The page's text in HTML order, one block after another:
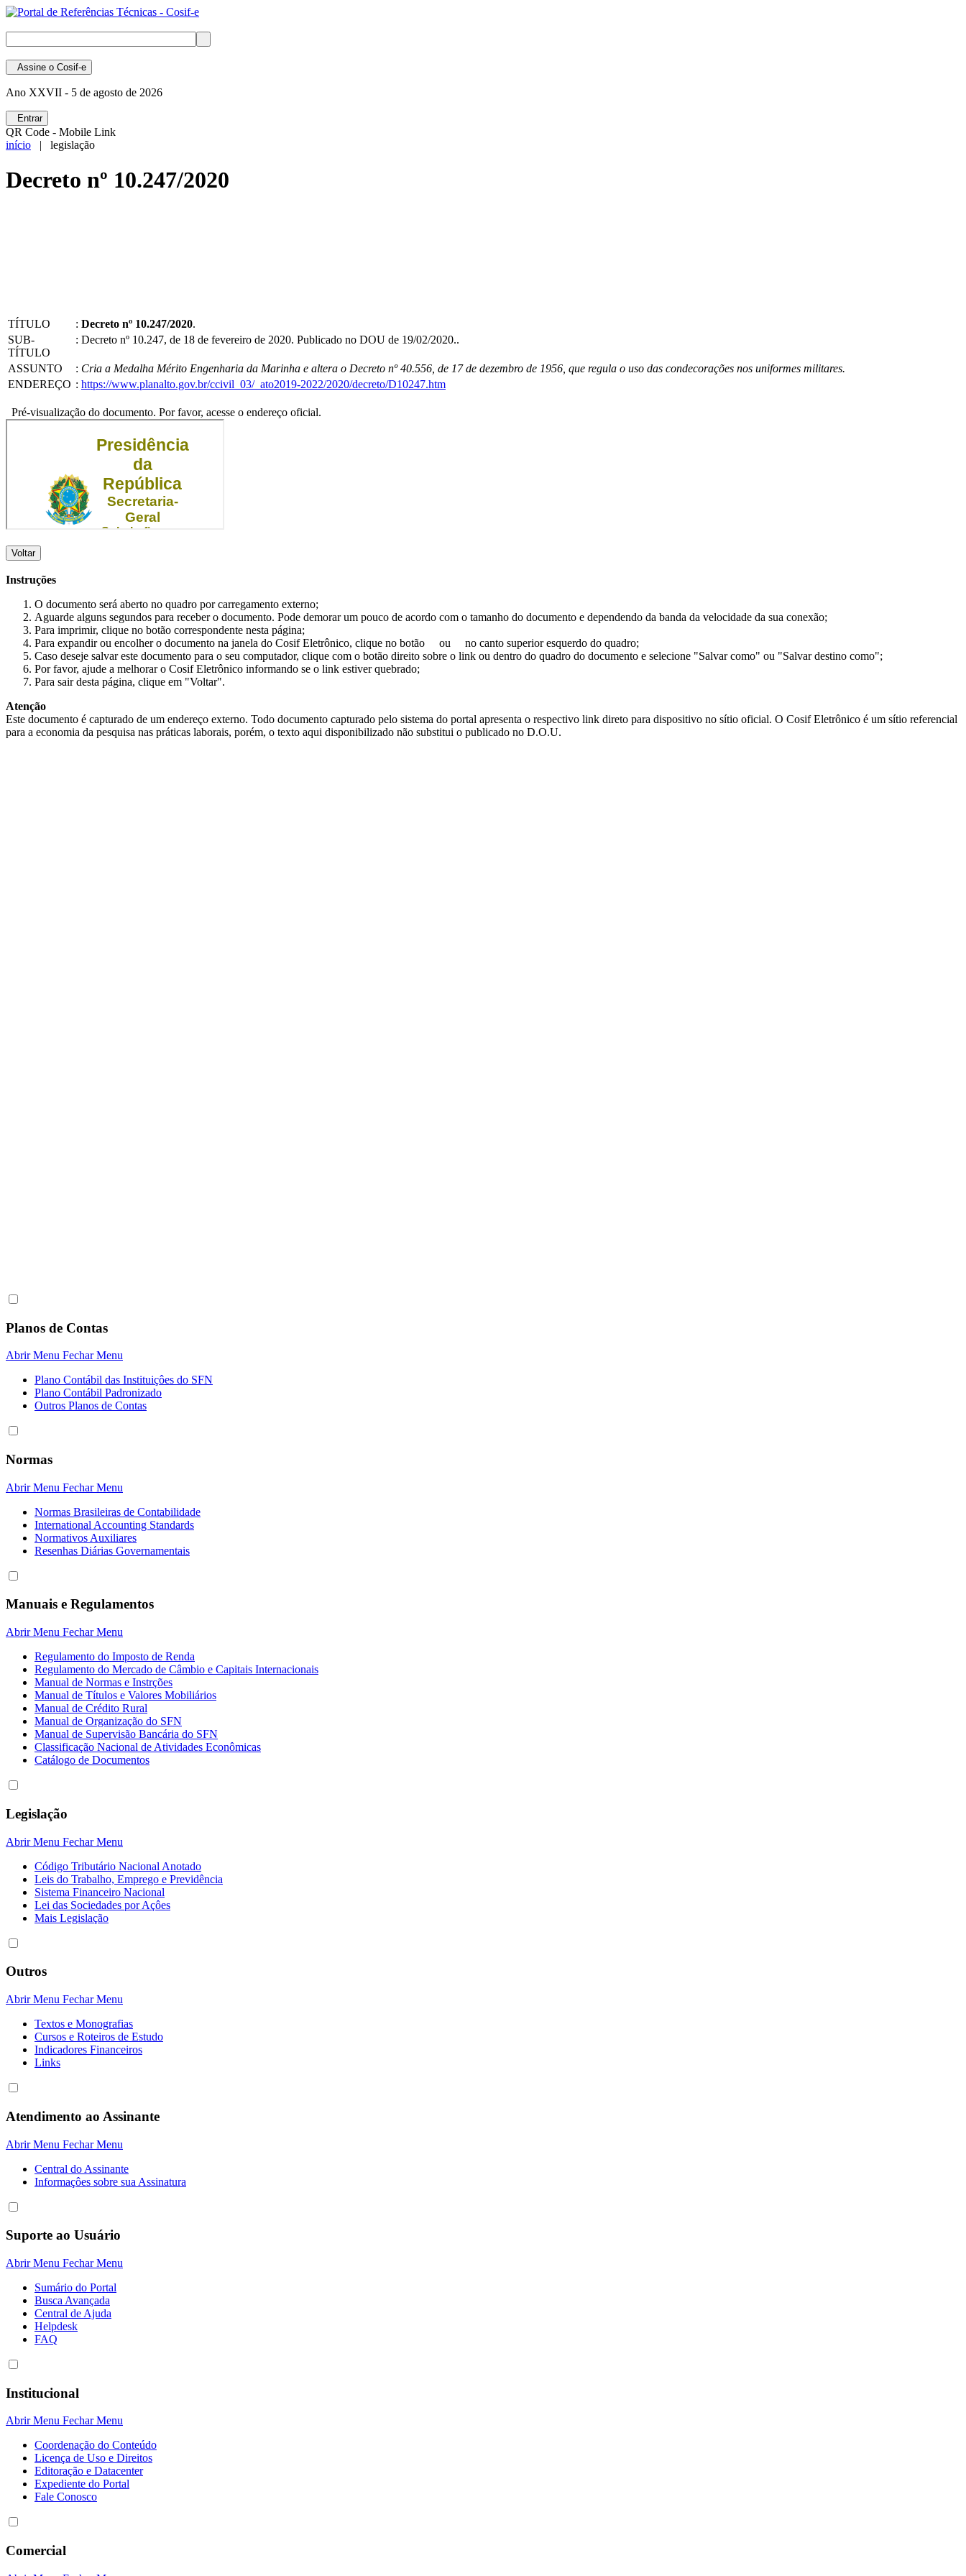
Assine o Cosif-e
Ano XXVII - 5 de agosto de 2026
Entrar
QR Code - Mobile Link
início | legislação
Decreto nº 10.247/2020
TÍTULO : Decreto nº 10.247/2020.
SUB-
TÍTULO
: Decreto nº 10.247, de 18 de fevereiro de 2020. Publicado no DOU de 19/02/2020..
ASSUNTO : Cria a Medalha Mérito Engenharia da Marinha e altera o Decreto nº 40.556, de 17 de dezembro de 1956, que regula o uso das condecorações nos uniformes militares.
ENDEREÇO : https://www.planalto.gov.br/ccivil_03/_ato2019-2022/2020/decreto/D10247.htm
Pré-visualização do documento. Por favor, acesse o endereço oficial.
Voltar
Instruções
O documento será aberto no quadro por carregamento externo;
Aguarde alguns segundos para receber o documento. Pode demorar um pouco de acordo com o tamanho do documento e dependendo da banda da velocidade da sua conexão;
Para imprimir, clique no botão correspondente nesta página;
Para expandir ou encolher o documento na janela do Cosif Eletrônico, clique no botão
ou
no canto superior esquerdo do quadro;
Caso deseje salvar este documento para o seu computador, clique com o botão direito sobre o link ou dentro do quadro do documento e selecione "Salvar como" ou "Salvar destino como";
Por favor, ajude a melhorar o Cosif Eletrônico informando se o link estiver quebrado;
Para sair desta página, clique em "Voltar".
Atenção
Este documento é capturado de um endereço externo. Todo documento capturado pelo sistema do portal apresenta o respectivo link direto para dispositivo no sítio oficial. O Cosif Eletrônico é um sítio referencial
para a economia da pesquisa nas práticas laborais, porém, o texto aqui disponibilizado não substitui o publicado no D.O.U.
Planos de Contas
Abrir Menu Fechar Menu
Plano Contábil das Instituiçôes do SFN
Plano Contábil Padronizado
Outros Planos de Contas
Normas
Abrir Menu Fechar Menu
Normas Brasileiras de Contabilidade
International Accounting Standards
Normativos Auxiliares
Resenhas Diárias Governamentais
Manuais e Regulamentos
Abrir Menu Fechar Menu
Regulamento do Imposto de Renda
Regulamento do Mercado de Câmbio e Capitais Internacionais
Manual de Normas e Instrções
Manual de Títulos e Valores Mobiliários
Manual de Crédito Rural
Manual de Organização do SFN
Manual de Supervisão Bancária do SFN
Classificação Nacional de Atividades Econômicas
Catálogo de Documentos
Legislação
Abrir Menu Fechar Menu
Código Tributário Nacional Anotado
Leis do Trabalho, Emprego e Previdência
Sistema Financeiro Nacional
Lei das Sociedades por Açôes
Mais Legislação
Outros
Abrir Menu Fechar Menu
Textos e Monografias
Cursos e Roteiros de Estudo
Indicadores Financeiros
Links
Atendimento ao Assinante
Abrir Menu Fechar Menu
Central do Assinante
Informaçôes sobre sua Assinatura
Suporte ao Usuário
Abrir Menu Fechar Menu
Sumário do Portal
Busca Avançada
Central de Ajuda
Helpdesk
FAQ
Institucional
Abrir Menu Fechar Menu
Coordenação do Conteúdo
Licença de Uso e Direitos
Editoração e Datacenter
Expediente do Portal
Fale Conosco
Comercial